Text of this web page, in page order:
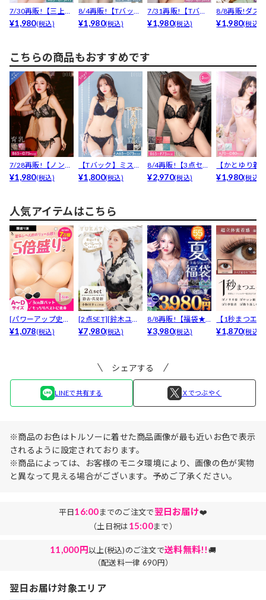
7/30再販!【三上悠
亜着用】ゴージャ...
¥1,980(税込)
8/4再販!【Tバッ
ク】スモーキーカ
¥1,980(税込)
7/31再販!【Tバッ
ク】ダスティジュ...
¥1,980(税込)
8/8再販!ダス
ブルームエン
¥1,980(税込)
こちらの商品もおすすめです
7/28再販!【ノンワ
イヤー】ヌーディ...
¥1,980(税込)
【Tバック】ミステ
ィシアーロゼ育乳
¥1,800(税込)
8/4再販!【3点セッ
ト】【三上悠亜着...
¥2,970(税込)
【かとゆり着
エフェメラル
¥1,980(税込)
人気アイテムはこちら
[パワーアップ史上
最強5倍盛りアップ
¥1,078(税込)
[2点SET][鈴木ユリ
ア(baby)...
¥7,980(税込)
8/8再販!【福袋★
ブラセット3点
¥3,980(税込)
【1秒まつエ
リュームタイ
¥1,870(税込)
シェアする
LINEで共有する Ｘでつぶやく
※商品のお色はトルソーに着せた商品画像が最も近いお色で表示
されるように設定されております。
※商品によっては、お客様のモニタ環境により、画像の色が実物
と異なって見える場合がございます。予めご了承ください。
平日16:00までのご注文で翌日お届け❤️
（土日祝は15:00まで）
11,000円以上(税込)のご注文で送料無料!!🚚
（配送料一律 690円）
翌日お届け対象エリア